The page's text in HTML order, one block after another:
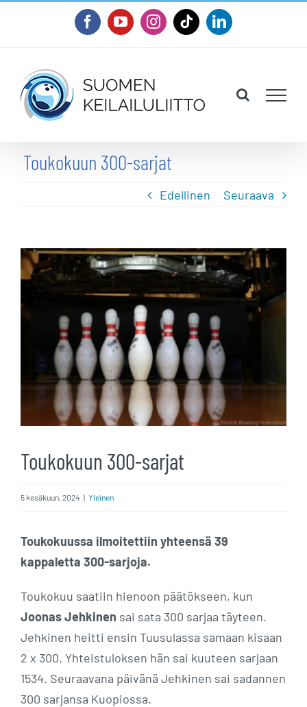
FacebookYouTubeInstagram
TiktokLinkedIn
Toukokuun 300-sarjat
Edellinen Seuraava
Katso
kuvaa
isompana
Toukokuun 300-sarjat
5 kesäkuun, 2024 | Yleinen
Toukokuussa ilmoitettiin yhteensä 39
kappaletta 300-sarjoja.
Toukokuu saatiin hienoon päätökseen, kun
Joonas Jehkinen sai sata 300 sarjaa täyteen.
Jehkinen heitti ensin Tuusulassa samaan kisaan
2 x 300. Yhteistuloksen hän sai kuuteen sarjaan
1534. Seuraavana päivänä Jehkinen sai sadannen
300 sarjansa Kuopiossa.